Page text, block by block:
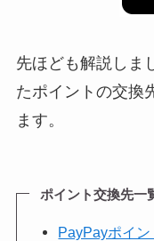
先ほども解説しま
たポイントの交換
ます。
ポイント交換先一
PayPayポイン